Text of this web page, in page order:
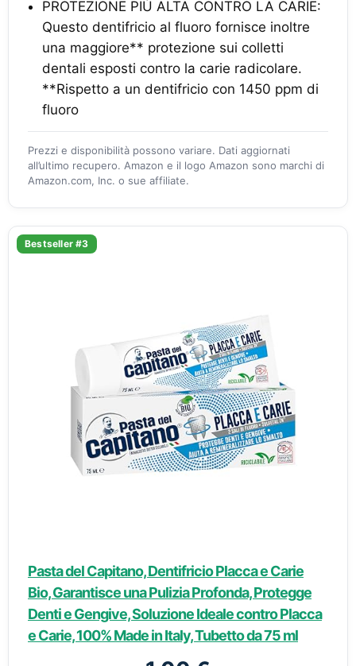
PROTEZIONE PIÙ ALTA CONTRO LA CARIE:
Questo dentifricio al fluoro fornisce inoltre
una maggiore** protezione sui colletti
dentali esposti contro la carie radicolare.
**Rispetto a un dentifricio con 1450 ppm di
fluoro
Prezzi e disponibilità possono variare. Dati aggiornati
all’ultimo recupero. Amazon e il logo Amazon sono marchi di
Amazon.com, Inc. o sue affiliate.
Bestseller #3
Pasta del Capitano, Dentifricio Placca e Carie
Bio, Garantisce una Pulizia Profonda, Protegge
Denti e Gengive, Soluzione Ideale contro Placca
e Carie, 100% Made in Italy, Tubetto da 75 ml